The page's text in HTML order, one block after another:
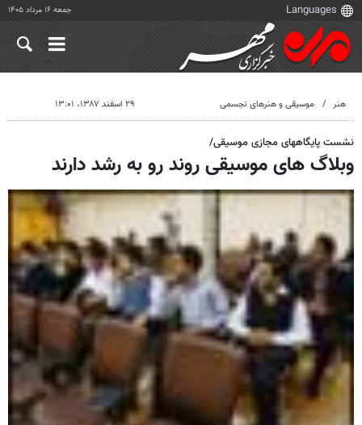
جمعه ۱۶ مرداد ۱۴۰۵
هنر موسیقی و هنرهای تجسمی ۲۹ اسفند ۱۳۸۷، ۱۳:۰۱
نشست پایگاههای مجازی موسیقی/
وبلاگ های موسیقی روند رو به رشد دارند